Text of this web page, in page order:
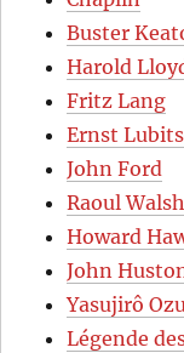
Buster
Harold
Fritz Lang
Ernst
John Ford
Raoul Walsh
Howard
John
Yasujirô
Légende